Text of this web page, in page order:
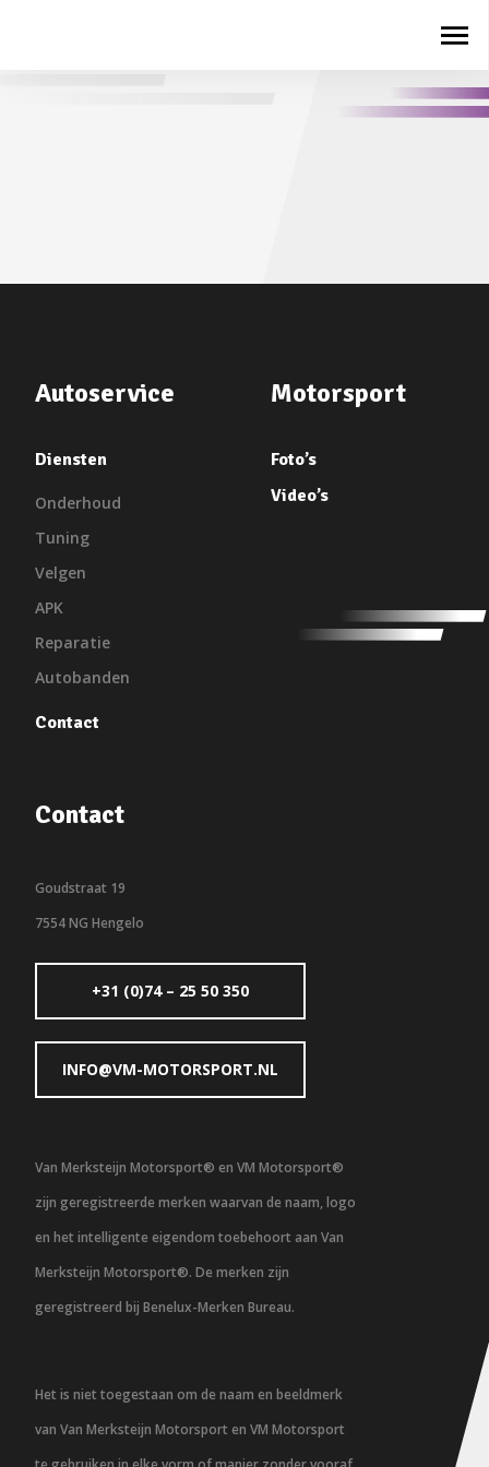
Autoservice
Diensten
Onderhoud
Tuning
Velgen
APK
Reparatie
Autobanden
Contact
Motorsport
Foto’s
Video’s
Contact
Goudstraat 19
7554 NG Hengelo
+31 (0)74 – 25 50 350
INFO@VM-MOTORSPORT.NL
Van Merksteijn Motorsport® en VM Motorsport®
zijn geregistreerde merken waarvan de naam, logo
en het intelligente eigendom toebehoort aan Van
Merksteijn Motorsport®. De merken zijn
geregistreerd bij Benelux-Merken Bureau.
Het is niet toegestaan om de naam en beeldmerk
van Van Merksteijn Motorsport en VM Motorsport